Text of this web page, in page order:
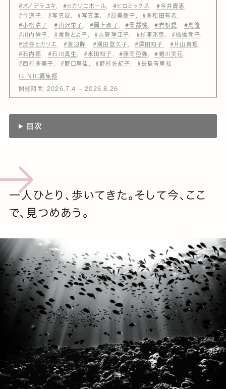
#オノデラユキ
#ヒカリエホール #ヒロミックス
#今井壽恵
#今道子
#写真展 #写真集 #原美樹子
#多和田有希
#小松浩子
#山沢栄子 #岡上淑子 #岡部桃 #岩根愛
#島隆
#川内倫子
#常盤とよ子 #志賀理江子 #杉浦邦恵
#楢橋朝子
#渋谷ヒカリエ
#渡辺眸 #潮田登久子 #澤田知子
#片山真理
#石内都
#石川真生 #米田知子 #藤岡亜弥
#蜷川実花
#西村多美子
#野口里佳 #野村佐紀子 #長島有里枝
GENIC編集部
開催期間：2026.7.4 ~ 2026.8.26
目次
一人ひとり、歩いてきた。そして今、ここ
で、見つめあう。